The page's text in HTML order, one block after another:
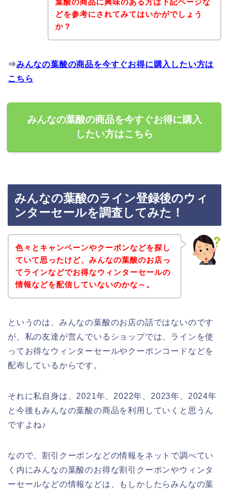
葉酸の商品に興味のある方は下記ページな
どを参考にされてみてはいかがでしょう
か？
⇒みんなの葉酸の商品を今すぐお得に購入したい方は
こちら
みんなの葉酸の商品を今すぐお得に購入
したい方はこちら
みんなの葉酸のライン登録後のウィ
ンターセールを調査してみた！
色々とキャンペーンやクーポンなどを探し
ていて思ったけど、みんなの葉酸のお店っ
てラインなどでお得なウィンターセールの
情報などを配信していないのかな～。
というのは、みんなの葉酸のお店の話ではないのです
が、私の友達が営んでいるショップでは、ラインを使
ってお得なウィンターセールやクーポンコードなどを
配布しているからです。
それに私自身は、2021年、2022年、2023年、2024年
と今後もみんなの葉酸の商品を利用していくと思うん
ですよね♪
なので、割引クーポンなどの情報をネットで調べてい
く内にみんなの葉酸のお得な割引クーポンやウィンタ
ーセールなどの情報などは、もしかしたらみんなの葉